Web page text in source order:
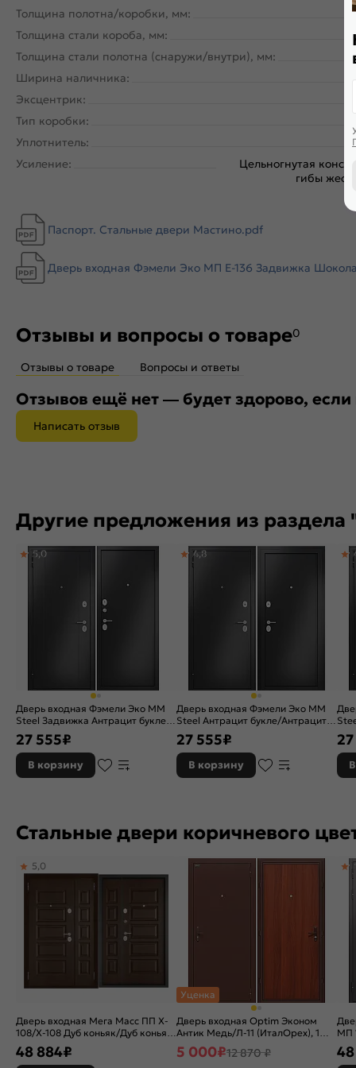
Толщина полотна/коробки, мм:
Толщина стали короба, мм:
Толщина стали полотна (снаружи/внутри), мм:
Ширина наличника:
Эксцентрик:
Тип коробки:
Уплотнитель:
Усиление:
Цельногнутая
гибы
Паспорт. Стальные двери Мастино.pdf
Дверь входная Фэмели Эко МП E-136 Задвижка
Отзывы и вопросы о товаре0
Отзывы о товаре Вопросы и ответы
Отзывов ещё нет — будет здорово,
Написать отзыв
Другие предложения из
Дверь входная Фэмели Эко ММ
Steel Задвижка Антрацит букле/
Антрацит букле, 2 замка, с
ночной задвижкой
5,0
27 555₽
В корзину
Дверь входная Фэмели Эко ММ
Steel Антрацит букле/Антрацит
букле, 2 замка
4,8
27 555₽
В корзину
Стальные двери коричневого
Дверь входная Мега Масс ПП X-
108/X-108 Дуб коньяк/Дуб коньяк,
2 замка, с ночной задвижкой
5,0
48 884₽
Уценка
Дверь входная Optim Эконом
Антик Медь/Л-11 (ИталОрех), 1
замок
5 000₽12 870 ₽
МП